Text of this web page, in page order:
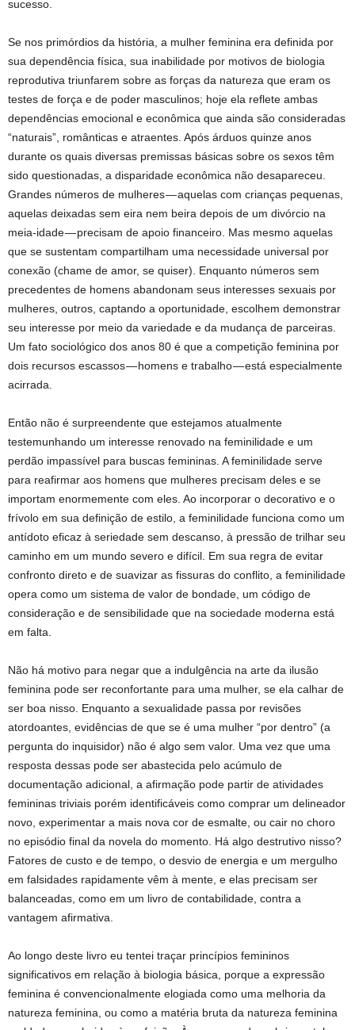
sucesso.
Se nos primórdios da história, a mulher feminina era definida por
sua dependência física, sua inabilidade por motivos de biologia
reprodutiva triunfarem sobre as forças da natureza que eram os
testes de força e de poder masculinos; hoje ela reflete ambas
dependências emocional e econômica que ainda são consideradas
“naturais”, românticas e atraentes. Após árduos quinze anos
durante os quais diversas premissas básicas sobre os sexos têm
sido questionadas, a disparidade econômica não desapareceu.
Grandes números de mulheres — aquelas com crianças pequenas,
aquelas deixadas sem eira nem beira depois de um divórcio na
meia-idade — precisam de apoio financeiro. Mas mesmo aquelas
que se sustentam compartilham uma necessidade universal por
conexão (chame de amor, se quiser). Enquanto números sem
precedentes de homens abandonam seus interesses sexuais por
mulheres, outros, captando a oportunidade, escolhem demonstrar
seu interesse por meio da variedade e da mudança de parceiras.
Um fato sociológico dos anos 80 é que a competição feminina por
dois recursos escassos — homens e trabalho — está especialmente
acirrada.
Então não é surpreendente que estejamos atualmente
testemunhando um interesse renovado na feminilidade e um
perdão impassível para buscas femininas. A feminilidade serve
para reafirmar aos homens que mulheres precisam deles e se
importam enormemente com eles. Ao incorporar o decorativo e o
frívolo em sua definição de estilo, a feminilidade funciona como um
antídoto eficaz à seriedade sem descanso, à pressão de trilhar seu
caminho em um mundo severo e difícil. Em sua regra de evitar
confronto direto e de suavizar as fissuras do conflito, a feminilidade
opera como um sistema de valor de bondade, um código de
consideração e de sensibilidade que na sociedade moderna está
em falta.
Não há motivo para negar que a indulgência na arte da ilusão
feminina pode ser reconfortante para uma mulher, se ela calhar de
ser boa nisso. Enquanto a sexualidade passa por revisões
atordoantes, evidências de que se é uma mulher “por dentro” (a
pergunta do inquisidor) não é algo sem valor. Uma vez que uma
resposta dessas pode ser abastecida pelo acúmulo de
documentação adicional, a afirmação pode partir de atividades
femininas triviais porém identificáveis como comprar um delineador
novo, experimentar a mais nova cor de esmalte, ou cair no choro
no episódio final da novela do momento. Há algo destrutivo nisso?
Fatores de custo e de tempo, o desvio de energia e um mergulho
em falsidades rapidamente vêm à mente, e elas precisam ser
balanceadas, como em um livro de contabilidade, contra a
vantagem afirmativa.
Ao longo deste livro eu tentei traçar princípios femininos
significativos em relação à biologia básica, porque a expressão
feminina é convencionalmente elogiada como uma melhoria da
natureza feminina, ou como a matéria bruta da natureza feminina